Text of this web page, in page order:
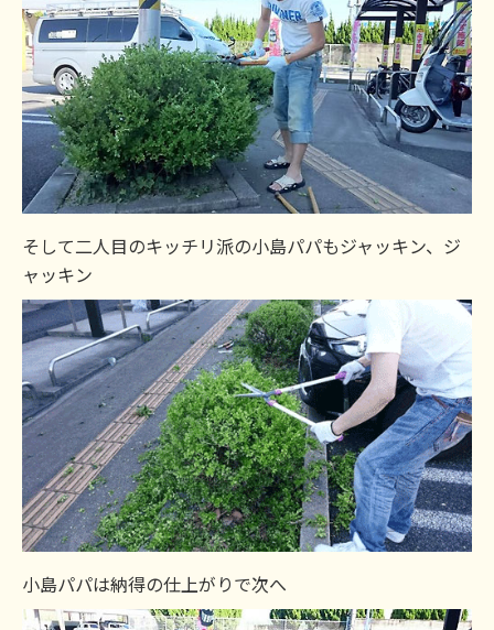
そして二人目のキッチリ派の小島パパもジャッキン、ジ
ャッキン
小島パパは納得の仕上がりで次へ